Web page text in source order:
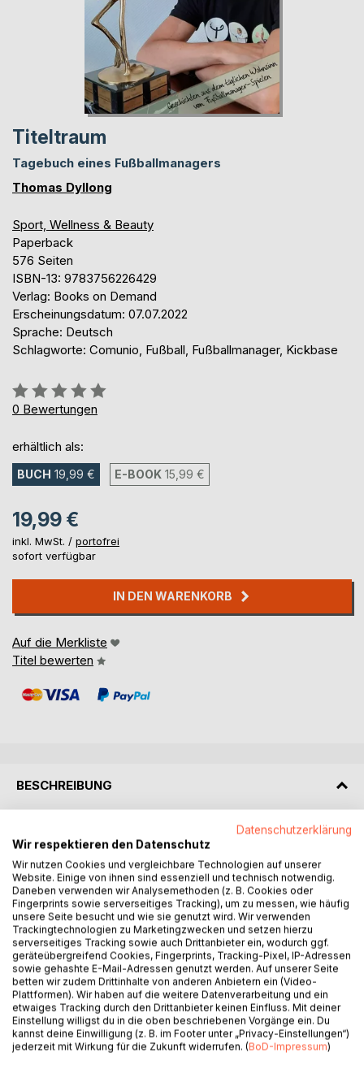
Titeltraum
Tagebuch eines Fußballmanagers
Thomas Dyllong
Sport, Wellness & Beauty
Paperback
576 Seiten
ISBN-13: 9783756226429
Verlag: Books on Demand
Erscheinungsdatum: 07.07.2022
Sprache: Deutsch
Schlagworte: Comunio, Fußball, Fußballmanager, Kickbase
Bewertung::
0%
0 Bewertungen
erhältlich als:
BUCH 19,99 € E-BOOK 15,99 €
19,99 €
inkl. MwSt. / portofrei
sofort verfügbar
IN DEN WARENKORB
Auf die Merkliste
Titel bewerten
BESCHREIBUNG
Fußballmanager-Spiele wie Comunio, Kickbase oder der
Kicker-Manager erfreuen sich immer größerer Beliebtheit.
Sie schaffen es eine neue Spannung und Dramatik in die
mittlerweile vorhersagbaren Geschehnisse der Fußball-
Bundesliga zu bringen und bieten Freundeskreisen
gleichzeitig einen gemeinsamen Schnittpunkt bei sich
verändernden Lebensverhältnissen und -abschnitten.
Der Autor des Tagebuchs beschreibt, wie er seine Saison
mit statistischer Arbeit akribisch vorbereitet, um nach
vielen Jahren erstmals zu gewinnen. Er studiert BWL, um
sein neues Wissen auf das Spiel übertragen zu können und
erntet dadurch schnelle Früchte. Im Kampf von David
gegen Goliath durchlebt er in einer ständigen
Datenschutzerklärung
Wir respektieren den Datenschutz
Wir nutzen Cookies und vergleichbare Technologien auf unserer
Website. Einige von ihnen sind essenziell und technisch notwendig.
Daneben verwenden wir Analysemethoden (z. B. Cookies oder
Fingerprints sowie serverseitiges Tracking), um zu messen, wie häufig
unsere Seite besucht und wie sie genutzt wird. Wir verwenden
Trackingtechnologien zu Marketingzwecken und setzen hierzu
serverseitiges Tracking sowie auch Drittanbieter ein, wodurch ggf.
geräteübergreifend Cookies, Fingerprints, Tracking-Pixel, IP-Adressen
sowie gehashte E-Mail-Adressen genutzt werden. Auf unserer Seite
betten wir zudem Drittinhalte von anderen Anbietern ein (Video-
Plattformen). Wir haben auf die weitere Datenverarbeitung und ein
etwaiges Tracking durch den Drittanbieter keinen Einfluss. Mit deiner
Einstellung willigst du in die oben beschriebenen Vorgänge ein. Du
kannst deine Einwilligung (z. B. im Footer unter „Privacy-Einstellungen“)
jederzeit mit Wirkung für die Zukunft widerrufen. (BoD-Impressum)